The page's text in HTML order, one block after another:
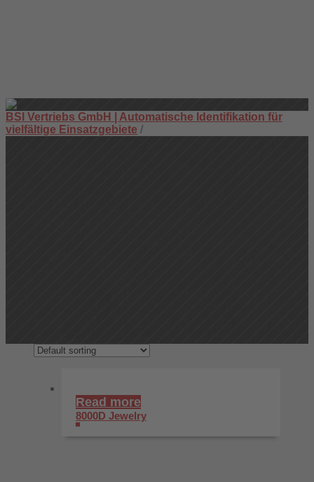
BSI Vertriebs GmbH | Automatische Identifikation für
vielfältige Einsatzgebiete /
Read more
8000D Jewelry